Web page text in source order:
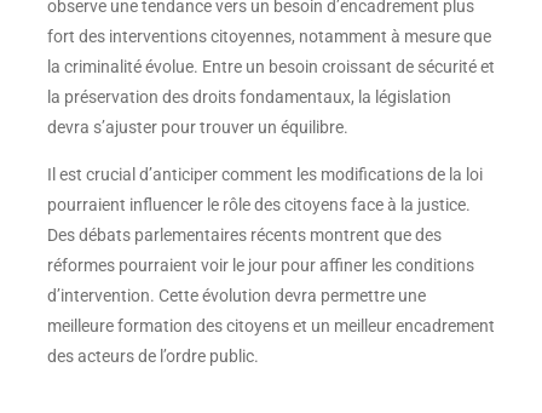
observe une tendance vers un besoin d’encadrement plus
fort des interventions citoyennes, notamment à mesure que
la criminalité évolue. Entre un besoin croissant de sécurité et
la préservation des droits fondamentaux, la législation
devra s’ajuster pour trouver un équilibre.
Il est crucial d’anticiper comment les modifications de la loi
pourraient influencer le rôle des citoyens face à la justice.
Des débats parlementaires récents montrent que des
réformes pourraient voir le jour pour affiner les conditions
d’intervention. Cette évolution devra permettre une
meilleure formation des citoyens et un meilleur encadrement
des acteurs de l’ordre public.